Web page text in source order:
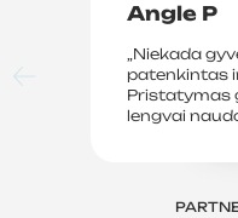
Angle P
„Niekada
patenkintas
Pristatymas
lengvai